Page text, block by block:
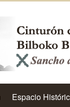
Espacio